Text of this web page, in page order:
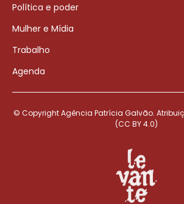
Política e poder
Mulher e Mídia
Trabalho
Agenda
© Copyright Agência Patrícia Galvão.
(CC BY 4.0)